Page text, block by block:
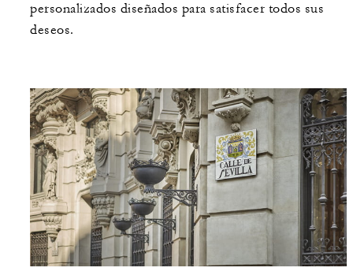
personalizados diseñados para satisfacer todos sus
deseos.